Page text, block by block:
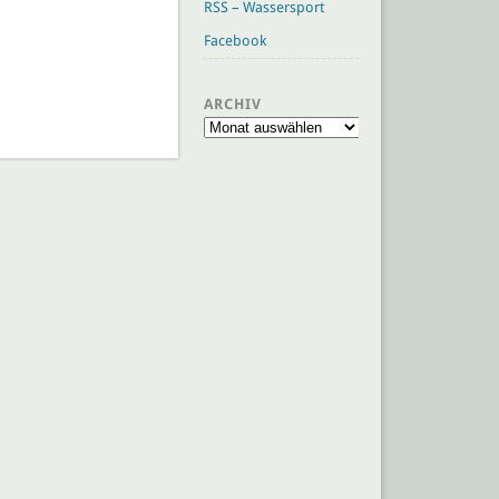
RSS – Wassersport
Facebook
ARCHIV
Archiv